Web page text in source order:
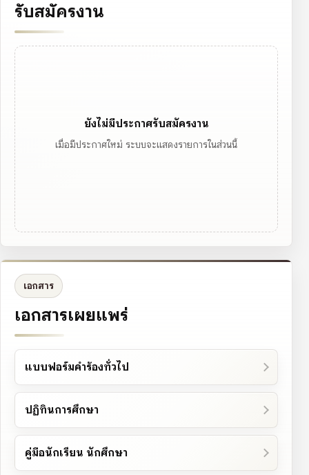
รับสมัครงาน
ยังไม่มีประกาศรับสมัครงาน
เมื่อมีประกาศใหม่ ระบบจะแสดงรายการในส่วนนี้
เอกสาร
เอกสารเผยแพร่
แบบฟอร์มคำร้องทั่วไป
ปฏิทินการศึกษา
คู่มือนักเรียน นักศึกษา